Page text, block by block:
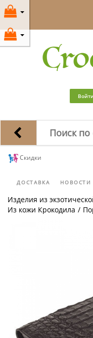
Войти
Скидки
ДОСТАВКА НОВОСТИ
Изделия из
Из кожи Крокодила /